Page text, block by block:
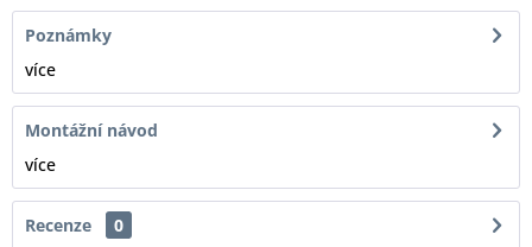
Poznámky
více
Montážní návod
více
Recenze
0